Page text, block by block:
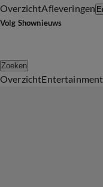
OverzichtAfleveringen
Volg Shownieuws
Zoeken
OverzichtEntertainment